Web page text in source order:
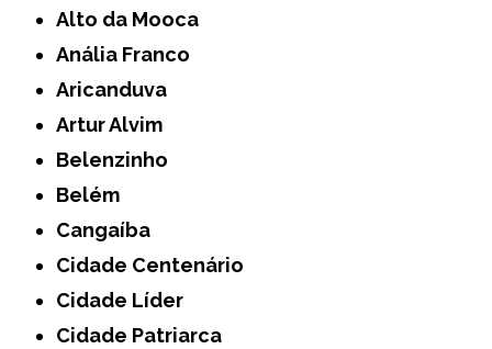
Alto da Mooca
Anália Franco
Aricanduva
Artur Alvim
Belenzinho
Belém
Cangaíba
Cidade Centenário
Cidade Líder
Cidade Patriarca